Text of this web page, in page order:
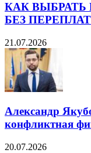
КАК
БЕЗ ПЕРЕПЛАТ
21.07.2026
Александр
конфликтная
20.07.2026